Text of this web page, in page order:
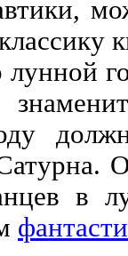
лунной
в